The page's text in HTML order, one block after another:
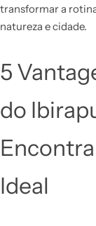
transformar a
natureza e cidade.
5
do
Ideal